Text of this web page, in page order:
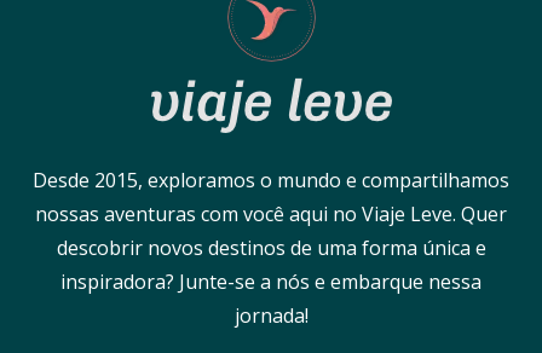
Desde 2015, exploramos o mundo e compartilhamos
nossas aventuras com você aqui no Viaje Leve. Quer
descobrir novos destinos de uma forma única e
inspiradora? Junte-se a nós e embarque nessa
jornada!